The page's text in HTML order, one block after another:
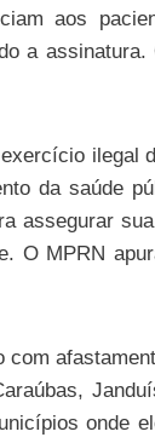
aos
a
ilegal
da saúde
assegurar
O MPRN
onde